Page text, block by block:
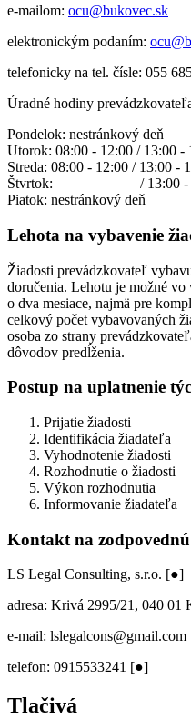
e-mailom: ocu@bukovec.sk
elektronickým podaním:
telefonicky na tel. čísle: 055
Úradné hodiny
Pondelok: nestránkový deň
Utorok: 08:00 - 12:00 / 13:00 -
Streda: 08:00 - 12:00 / 13:00 -
Štvrtok: / 13:00 -
Piatok: nestránkový deň
Lehota na vybavenie
Žiadosti prevádzkovateľ
doručenia. Lehotu je možné
o dva mesiace, najmä pre
celkový počet vybavovaných
osoba zo strany
dôvodov predĺženia.
Postup na uplatnenie
Prijatie žiadosti
Identifikácia žiadateľa
Vyhodnotenie žiadosti
Rozhodnutie o žiadosti
Výkon rozhodnutia
Informovanie žiadateľa
Kontakt na
LS Legal Consulting, s.r.o. [●]
adresa: Krivá 2995/21, 040 01
e-mail:
telefon: 0915533241 [●]
Tlačivá